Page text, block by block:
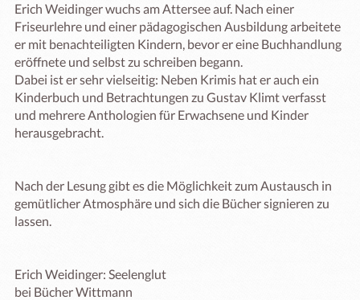
Erich Weidinger wuchs am Attersee auf. Nach einer
Friseurlehre und einer pädagogischen Ausbildung arbeitete
er mit benachteiligten Kindern, bevor er eine Buchhandlung
eröffnete und selbst zu schreiben begann.
Dabei ist er sehr vielseitig: Neben Krimis hat er auch ein
Kinderbuch und Betrachtungen zu Gustav Klimt verfasst
und mehrere Anthologien für Erwachsene und Kinder
herausgebracht.
Nach der Lesung gibt es die Möglichkeit zum Austausch in
gemütlicher Atmosphäre und sich die Bücher signieren zu
lassen.
Erich Weidinger: Seelenglut
bei Bücher Wittmann